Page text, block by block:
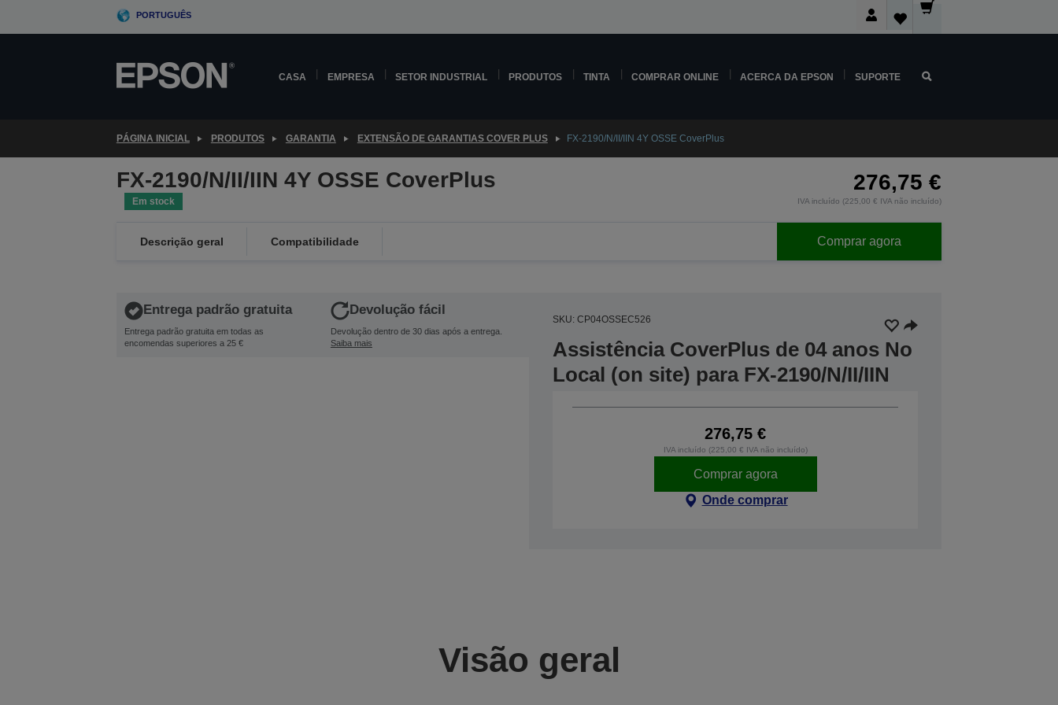
PORTUGUÊS
CASA EMPRESA SETOR INDUSTRIAL PRODUTOS TINTA COMPRAR ONLINE ACERCA DA EPSON SUPORTE
PÁGINA INICIAL PRODUTOS GARANTIA EXTENSÃO DE GARANTIAS COVER PLUS FX-2190/N/II/IIN 4Y OSSE CoverPlus
FX-2190/N/II/IIN 4Y OSSE CoverPlus
Em stock
276,75 €
IVA incluído (225,00 € IVA não incluído)
Descrição geral Compatibilidade Comprar agora
Entrega padrão gratuita
Entrega padrão gratuita em todas as
encomendas superiores a 25 €
Devolução fácil
Devolução dentro de 30 dias após a entrega.
Saiba mais
SKU: CP04OSSEC526
Assistência CoverPlus de 04 anos No
Local (on site) para FX-2190/N/II/IIN
276,75 €
IVA incluído (225,00 € IVA não incluído)
Comprar agora
Onde comprar
Visão geral